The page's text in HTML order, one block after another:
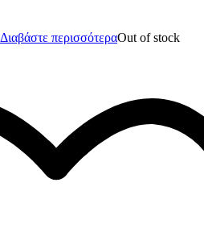
Διαβάστε περισσότεραOut of stock